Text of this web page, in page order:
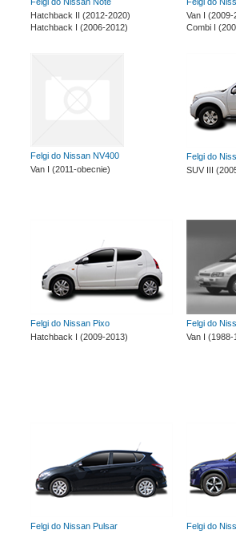
Hatchback II (2012-2020)
Hatchback I (2006-2012)
Van I (2009-
Combi I
Felgi do Nissan NV400
Van I (2011-obecnie)
Felgi do
SUV III
Felgi do Nissan Pixo
Hatchback I (2009-2013)
Felgi do
Van I (1988-
Felgi do Nissan Pulsar
Felgi do